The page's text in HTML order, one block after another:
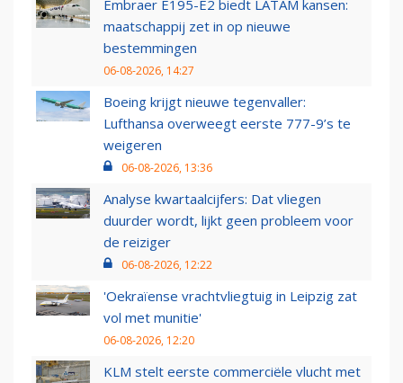
Embraer E195-E2 biedt LATAM kansen:
maatschappij zet in op nieuwe
bestemmingen
06-08-2026, 14:27
Boeing krijgt nieuwe tegenvaller:
Lufthansa overweegt eerste 777-9’s te
weigeren
06-08-2026, 13:36
Analyse kwartaalcijfers: Dat vliegen
duurder wordt, lijkt geen probleem voor
de reiziger
06-08-2026, 12:22
'Oekraïense vrachtvliegtuig in Leipzig zat
vol met munitie'
06-08-2026, 12:20
KLM stelt eerste commerciële vlucht met